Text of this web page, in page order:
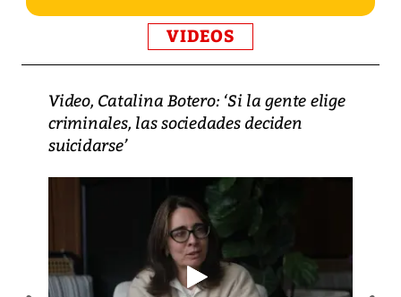
VIDEOS
Video, Catalina Botero: ‘Si la gente elige
criminales, las sociedades deciden
suicidarse’